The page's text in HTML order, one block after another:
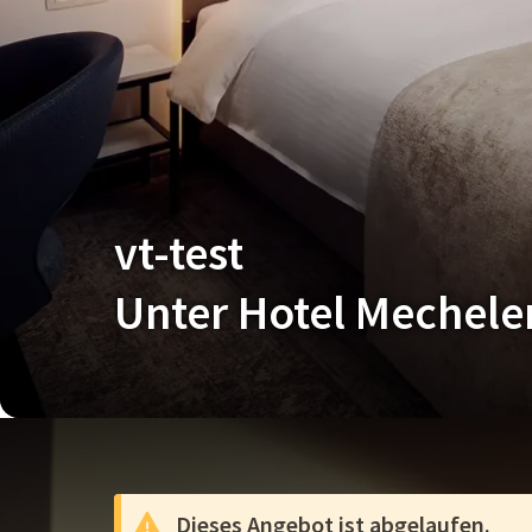
vt-test
Unter Hotel
Dieses Angebot ist abgelaufen.